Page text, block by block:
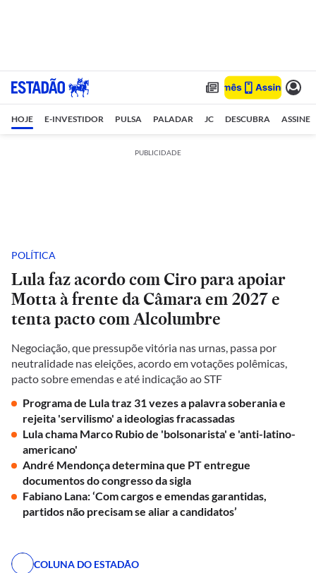
HOJE E-INVESTIDOR PULSA PALADAR JC DESCUBRA ASSINE
PUBLICIDADE
POLÍTICA
Lula faz acordo com Ciro para apoiar
Motta à frente da Câmara em 2027 e
tenta pacto com Alcolumbre
Negociação, que pressupõe vitória nas urnas, passa por
neutralidade nas eleições, acordo em votações polêmicas,
pacto sobre emendas e até indicação ao STF
Programa de Lula traz 31 vezes a palavra soberania e
rejeita 'servilismo' a ideologias fracassadas
Lula chama Marco Rubio de 'bolsonarista' e 'anti-latino-
americano'
André Mendonça determina que PT entregue
documentos do congresso da sigla
Fabiano Lana: ‘Com cargos e emendas garantidas,
partidos não precisam se aliar a candidatos’
COLUNA DO ESTADÃO